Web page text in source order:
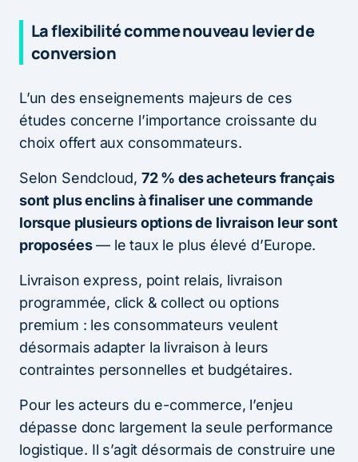
La flexibilité comme nouveau levier de
conversion
L’un des enseignements majeurs de ces
études concerne l’importance croissante du
choix offert aux consommateurs.
Selon Sendcloud, 72 % des acheteurs français
sont plus enclins à finaliser une commande
lorsque plusieurs options de livraison leur sont
proposées— le taux le plus élevé d’Europe.
Livraison express, point relais, livraison
programmée, click & collect ou options
premium : les consommateurs veulent
désormais adapter la livraison à leurs
contraintes personnelles et budgétaires.
Pour les acteurs du e-commerce, l’enjeu
dépasse donc largement la seule performance
logistique. Il s’agit désormais de construire une